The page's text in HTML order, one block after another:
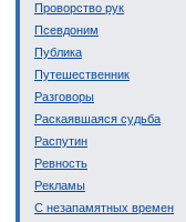
Проворство рук
Псевдоним
Публика
Путешественник
Разговоры
Раскаявшаяся судьба
Распутин
Ревность
Рекламы
С незапамятных времен